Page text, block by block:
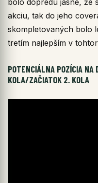
akciu, tak do jeho
skompletovaných bolo
tretím najlepším v
POTENCIÁLNA POZÍCIA NA
KOLA/ZAČIATOK 2. KOLA